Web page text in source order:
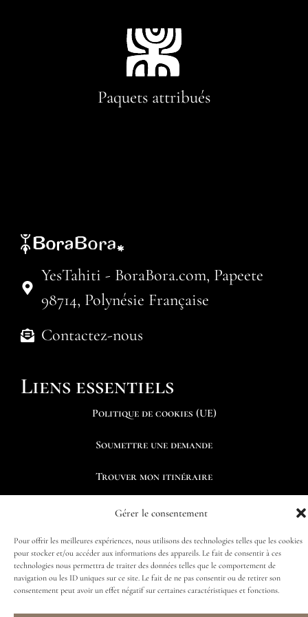
Gérer le consentement
Pour offrir les meilleures expériences, nous utilisons des technologies telles que les cookies
pour stocker et/ou accéder aux informations des appareils. Le fait de consentir à ces
technologies nous permettra de traiter des données telles que le comportement de
navigation ou les ID uniques sur ce site. Le fait de ne pas consentir ou de retirer son
consentement peut avoir un effet négatif sur certaines caractéristiques et fonctions.
Paquets attribués
YesTahiti - BoraBora.com, Papeete
98714, Polynésie Française
Contactez-nous
Liens essentiels
Politique de cookies (UE)
Soumettre une demande
Trouver mon itinéraire
Suivez-nous